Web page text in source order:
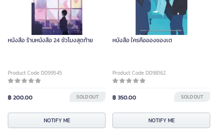
หนังสือ ร้านหนังสือ 24 ชั่วโมงสุดท้าย
Product Code D099545
฿ 200.00 SOLD OUT
NOTIFY ME
หนังสือ ใครคืออองชองเต
Product Code D098162
฿ 350.00 SOLD OUT
NOTIFY ME